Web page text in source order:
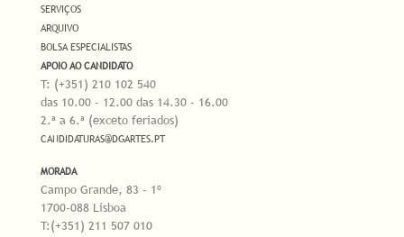
SERVIÇOS
ARQUIVO
BOLSA ESPECIALISTAS
APOIO AO CANDIDATO
T: (+351) 210 102 540
das 10.00 - 12.00 das 14.30 - 16.00
2.ª a 6.ª (exceto feriados)
CANDIDATURAS@DGARTES.PT
MORADA
Campo Grande, 83 - 1º
1700-088 Lisboa
T:(+351) 211 507 010